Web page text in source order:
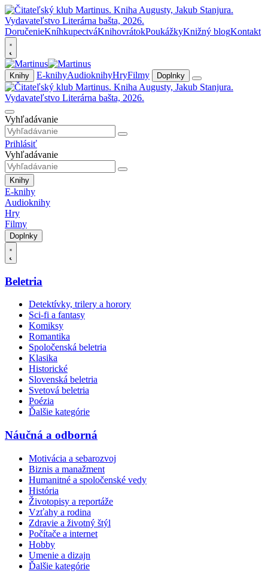
DoručenieKníhkupectváKnihovrátokPoukážkyKnižný blogKontakt
Knihy E-knihyAudioknihyHryFilmy Doplnky
Vyhľadávanie
Prihlásiť
Vyhľadávanie
Knihy
E-knihy
Audioknihy
Hry
Filmy
Doplnky
Beletria
Detektívky, trilery a horory
Sci-fi a fantasy
Komiksy
Romantika
Spoločenská beletria
Klasika
Historické
Slovenská beletria
Svetová beletria
Poézia
Ďalšie kategórie
Náučná a odborná
Motivácia a sebarozvoj
Biznis a manažment
Humanitné a spoločenské vedy
História
Životopisy a reportáže
Vzťahy a rodina
Zdravie a životný štýl
Počítače a internet
Hobby
Umenie a dizajn
Ďalšie kategórie